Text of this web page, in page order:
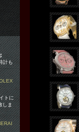
計も
トに
しま